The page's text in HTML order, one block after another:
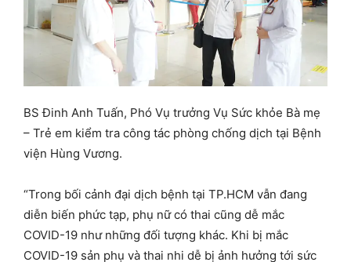
BS Đinh Anh Tuấn, Phó Vụ trưởng Vụ Sức khỏe Bà mẹ
– Trẻ em kiểm tra công tác phòng chống dịch tại Bệnh
viện Hùng Vương.
“Trong bối cảnh đại dịch bệnh tại TP.HCM vẫn đang
diễn biến phức tạp, phụ nữ có thai cũng dễ mắc
COVID-19 như những đối tượng khác. Khi bị mắc
COVID-19 sản phụ và thai nhi dễ bị ảnh hưởng tới sức